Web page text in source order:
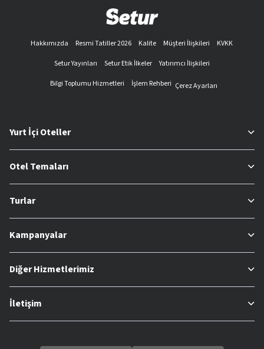
Hakkımızda Resmi Tatiller 2026 Kalite Müşteri İlişkileri
KVKK
Setur Yayınları
Setur Etik İlkeler
Yatırımcı İlişkileri
Bilgi Toplumu Hizmetleri
İşlem Rehberi Çerez Ayarları
Yurt İçi Oteller
Otel Temaları
Turlar
Kampanyalar
Diğer Hizmetlerimiz
İletişim